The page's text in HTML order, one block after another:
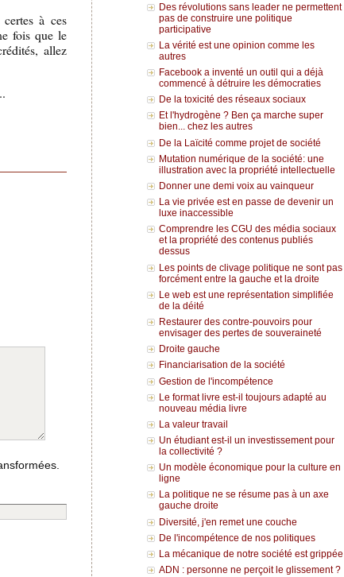
à ces
fois que le
allez
Des révolutions sans leader ne permettent
pas de construire une politique
participative
La vérité est une opinion comme les
autres
Facebook a inventé un outil qui a déjà
commencé à détruire les démocraties
De la toxicité des réseaux sociaux
Et l'hydrogène ? Ben ça marche super
bien... chez les autres
De la Laïcité comme projet de société
Mutation numérique de la société: une
illustration avec la propriété intellectuelle
Donner une demi voix au vainqueur
La vie privée est en passe de devenir un
luxe inaccessible
Comprendre les CGU des média sociaux
et la propriété des contenus publiés
dessus
Les points de clivage politique ne sont pas
forcément entre la gauche et la droite
Le web est une représentation simplifiée
de la déité
Restaurer des contre-pouvoirs pour
envisager des pertes de souveraineté
Droite gauche
Financiarisation de la société
Gestion de l'incompétence
Le format livre est-il toujours adapté au
nouveau média livre
La valeur travail
Un étudiant est-il un investissement pour
la collectivité ?
Un modèle économique pour la culture en
ligne
La politique ne se résume pas à un axe
gauche droite
Diversité, j'en remet une couche
De l'incompétence de nos politiques
La mécanique de notre société est grippée
ADN : personne ne perçoit le glissement ?